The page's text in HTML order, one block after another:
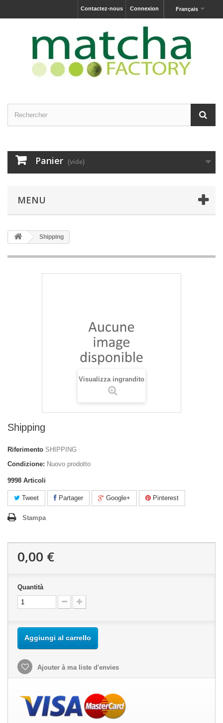
Français
Connexion
Contactez-nous
Panier (vide)
MENU
Shipping
Visualizza ingrandito
Shipping
Riferimento SHIPPING
Condizione: Nuovo prodotto
9998 Articoli
Tweet Partager Google+ Pinterest
Stampa
0,00 €
Quantità
Aggiungi al carrello
Ajouter à ma liste d'envies